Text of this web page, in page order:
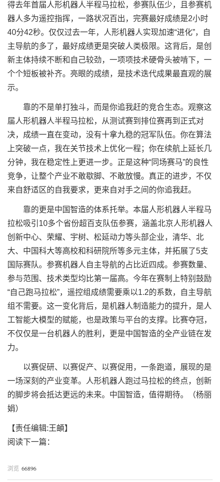
得去年首届人形机器人半程马拉松，参赛队伍少，且参赛机
器人多为遥控指挥，一路状况百出，完赛最好成绩是2小时
40分42秒。仅仅过去一年，人形机器人实现加速“进化”，自
主导航的多了，最好成绩更是突破人类极限。这背后，是创
新主体持续不断和自己较劲，一项项技术硬骨头被啃下，一
个个短板被补齐。亮眼的成绩，是技术迭代成果最直观的展
示。
靠的不是单打独斗，而是你追我赶的竞合生态。观察这
届人形机器人半程马拉松，从测试赛到排位赛再到正式对
决，成绩一直在变动，没有十拿九稳的冠军队伍。你在算法
上突破一点，我在关节技术上优化一程；你在续航上延长几
分钟，我在稳定性上更进一步。正是这种“同场赛马”的良性
竞争，让整个产业不敢歇脚、不敢放慢。真正的进步，不仅
来自舒适区的自我要求，更来自对手之间的你追我赶。
靠的更是中国智造的体系托举。本届人形机器人半程马
拉松吸引10多个省份超百支队伍参赛，涵盖北京人形机器人
创新中心、荣耀、宇树、松延动力等头部企业，清华、北
大、中国科大等高校和科研院所等多元主体，并拓展了5支
国际赛队。参赛机器人自主导航的占比近四成。参赛数量、
参与范围、技术类型均比第一届高。今年在赛制上特别鼓励
“自己跑马拉松”，遥控组成绩需要乘以1.2的系数，自主导航
组不需要。这一变化背后，是机器人制造能力的提升，是人
工智能大模型的赋能，也是政策与平台的支撑。比赛夺冠，
不仅仅是一台机器人的胜利，更是中国智造的全产业链在发
力。
以赛促研、以赛促产、以赛促用，一条跑道，展现的是
一场深刻的产业变革。人形机器人跑过马拉松的终点，创新
的脚步将会抵达更远的未来。中国智造，值得期待。（杨丽
娟）
【责任编辑:王頔】
阅读下一篇：
浏览 66896